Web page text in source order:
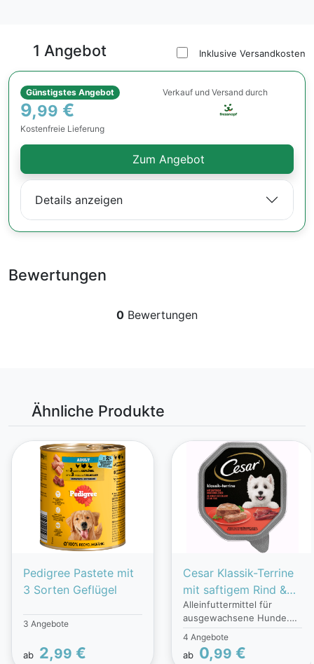
1 Angebot Inklusive Versandkosten
Günstigstes Angebot
9,99 €
Kostenfreie Lieferung
Verkauf und Versand durch
Zum Angebot
Details anzeigen
Bewertungen
0 Bewertungen
Ähnliche Produkte
Pedigree Pastete mit
3 Sorten Geflügel
3 Angebote
ab 2,99 €
Cesar Klassik-Terrine
mit saftigem Rind &
Leber
Alleinfuttermittel für
ausgewachsene Hunde.
Cesar Zarte
Fleischstückchen gibt es
in sieben köstlichen
4 Angebote
ab 0,99 €